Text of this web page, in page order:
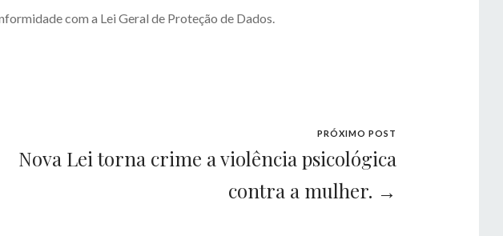
com a Lei Geral de Proteção de Dados.
PRÓXIMO POST
Nova Lei torna crime a violência psicológica
contra a mulher. →